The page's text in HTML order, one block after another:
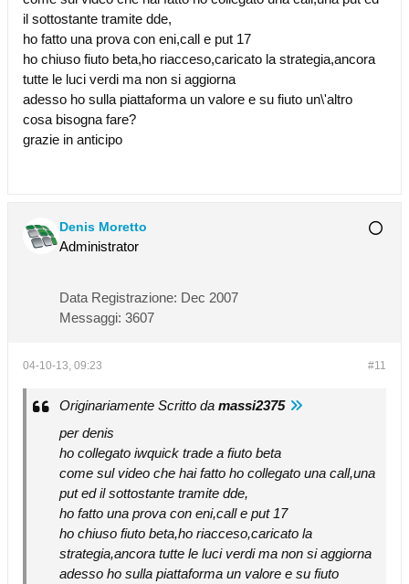
il sottostante tramite dde,
ho fatto una prova con eni,call e put 17
ho chiuso fiuto beta,ho riacceso,caricato la strategia,ancora
tutte le luci verdi ma non si aggiorna
adesso ho sulla piattaforma un valore e su fiuto un\'altro
cosa bisogna fare?
grazie in anticipo
Denis Moretto
Administrator
Data Registrazione: Dec 2007
Messaggi: 3607
#11
04-10-13, 09:23
Originariamente Scritto da massi2375
per denis
ho collegato iwquick trade a fiuto beta
come sul video che hai fatto ho collegato una call,una
put ed il sottostante tramite dde,
ho fatto una prova con eni,call e put 17
ho chiuso fiuto beta,ho riacceso,caricato la
strategia,ancora tutte le luci verdi ma non si aggiorna
adesso ho sulla piattaforma un valore e su fiuto